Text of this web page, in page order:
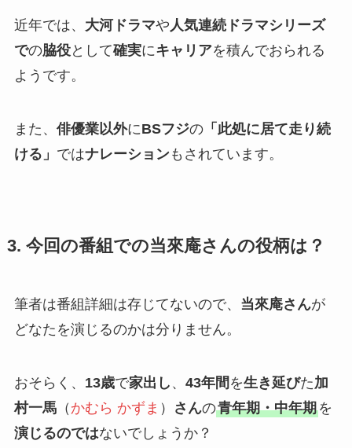
近年では、 大河ドラマや 人気連続ドラマシリーズ
での脇役として確実にキャリアを積んでおられる
ようです。
また、 俳優業以外にBSフジの「此処に居て走り続
ける」 ではナレーションもされています。
3. 今回の番組での当來庵さんの役柄は？
筆者は番組詳細は存じてないので、 当來庵さんが
どなたを演じるのかは分りません。
おそらく、 13歳で家出し 、 43年間 を生き延びた加
村一馬（ かむら かずま ） さんの青年期・中年期を
演じるのではないでしょうか？